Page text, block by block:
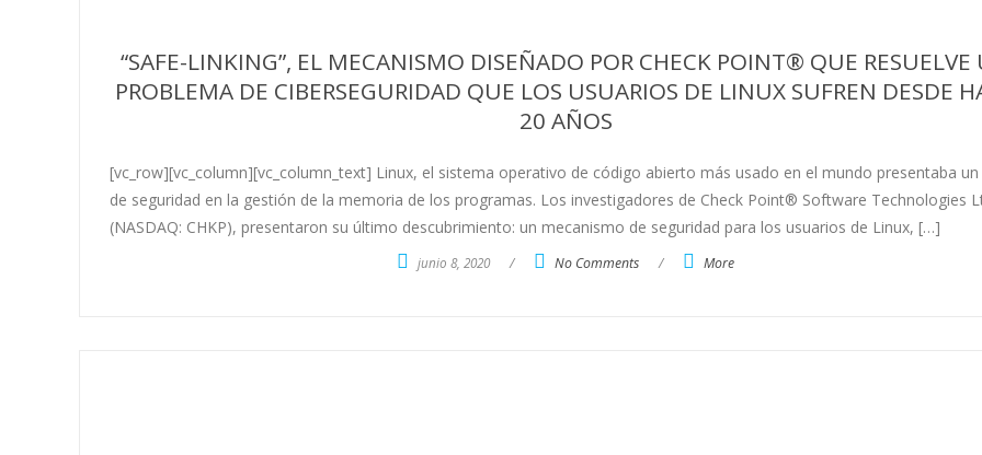
“SAFE-LINKING”, EL MECANISMO DISEÑADO POR CHECK POINT® QUE RESUELVE
PROBLEMA DE CIBERSEGURIDAD QUE LOS USUARIOS DE LINUX SUFREN DESDE
20 AÑOS
[vc_row][vc_column][vc_column_text] Linux, el sistema operativo de código abierto más usado en el mundo presentaba
de seguridad en la gestión de la memoria de los programas. Los investigadores de Check Point® Software Technologies
(NASDAQ: CHKP), presentaron su último descubrimiento: un mecanismo de seguridad para los usuarios de Linux, […]
junio 8, 2020 / No Comments / More